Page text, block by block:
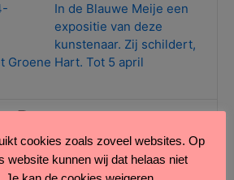
In de Blauwe Meije een
expositie van deze
kunstenaar. Zij schildert,
Groene Hart. Tot 5 april
Reep
Ter gelegenheid van zijn
75ste verjaardag
cookies zoals zoveel websites. Op
website kunnen wij dat helaas niet